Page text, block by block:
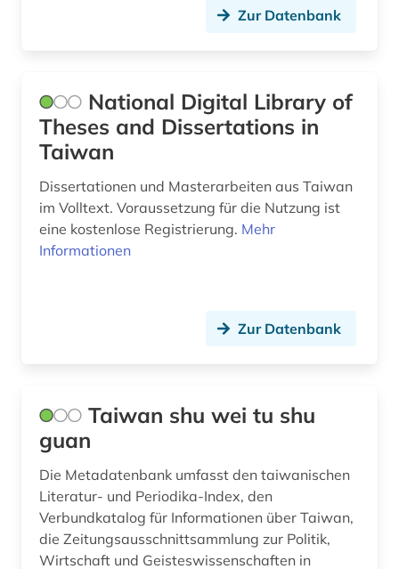
Zur Datenbank
National Digital Library of
Theses and Dissertations in
Taiwan
Dissertationen und Masterarbeiten aus Taiwan
im Volltext. Voraussetzung für die Nutzung ist
eine kostenlose Registrierung. Mehr
Informationen
Zur Datenbank
Taiwan shu wei tu shu
guan
Die Metadatenbank umfasst den taiwanischen
Literatur- und Periodika-Index, den
Verbundkatalog für Informationen über Taiwan,
die Zeitungsausschnittsammlung zur Politik,
Wirtschaft und Geisteswissenschaften in